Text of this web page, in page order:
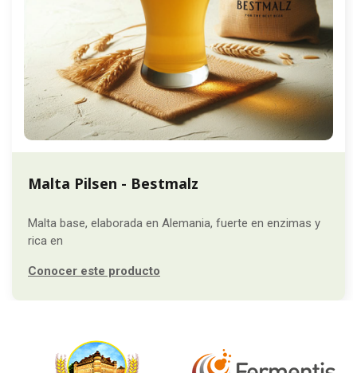
Malta Pilsen - Bestmalz
Malta base, elaborada en Alemania, fuerte en enzimas y
rica en
Conocer este producto